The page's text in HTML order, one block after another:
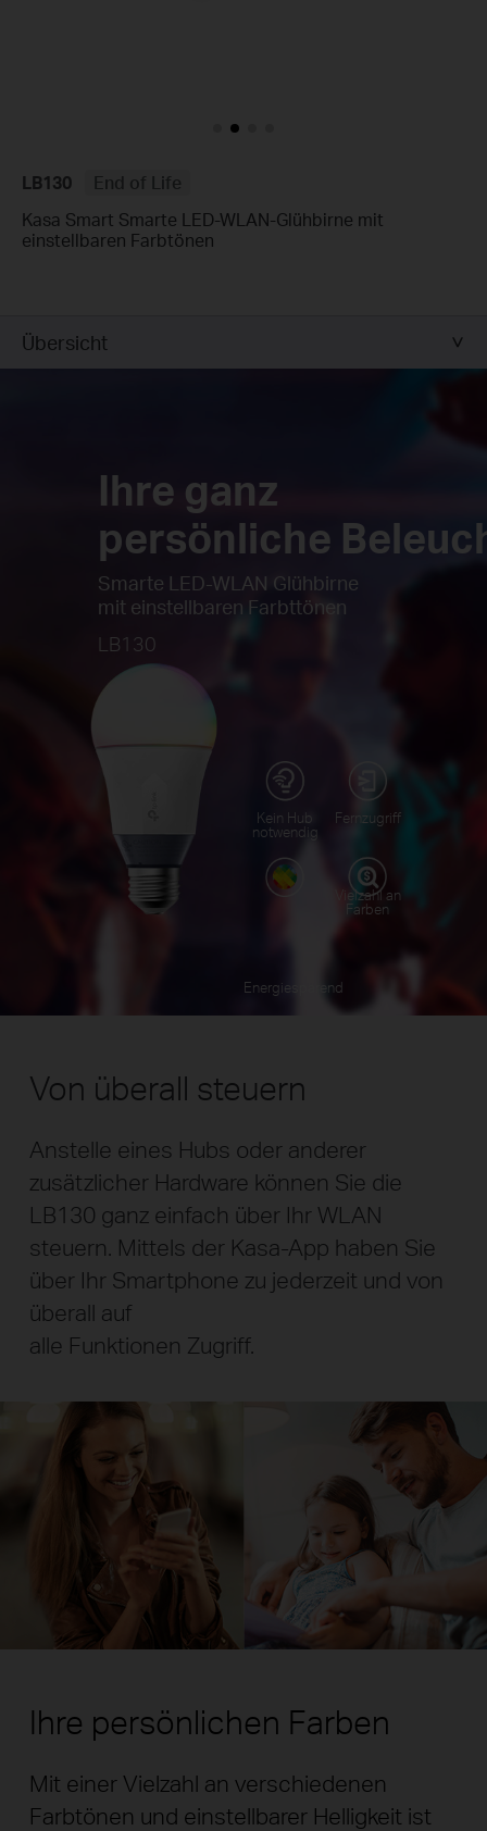
LB130
End of Life
Kasa Smart Smarte LED-WLAN-Glühbirne mit
einstellbaren Farbtönen
Übersicht
Ihre ganz
persönliche
Smarte LED-WLAN Glühbirne
mit einstellbaren Farbttönen
LB130
Kein Hub
notwendig
Fernzugriff
Vielzahl an
Farben
Energiesparend
Von überall steuern
Anstelle eines Hubs oder anderer
zusätzlicher Hardware können Sie die
LB130 ganz einfach über Ihr WLAN
steuern. Mittels der Kasa-App haben Sie
über Ihr Smartphone zu jederzeit und von
überall auf
alle Funktionen Zugriff.
Ihre persönlichen Farben
Mit einer Vielzahl an verschiedenen
Farbtönen und einstellbarer Helligkeit ist